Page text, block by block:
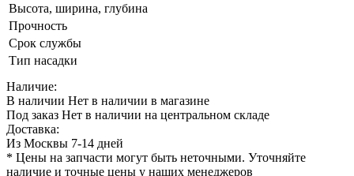
Высота, ширина, глубина
Прочность
Срок службы
Тип насадки
Наличие:
В наличии Нет в наличии в магазине
Под заказ Нет в наличии на центральном складе
Доставка:
Из Москвы 7-14 дней
* Цены на запчасти могут быть неточными. Уточняйте
наличие и точные цены у наших менеджеров